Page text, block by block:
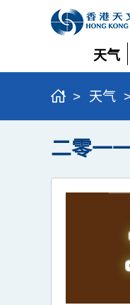
天气
展
开
> 天气
二零一